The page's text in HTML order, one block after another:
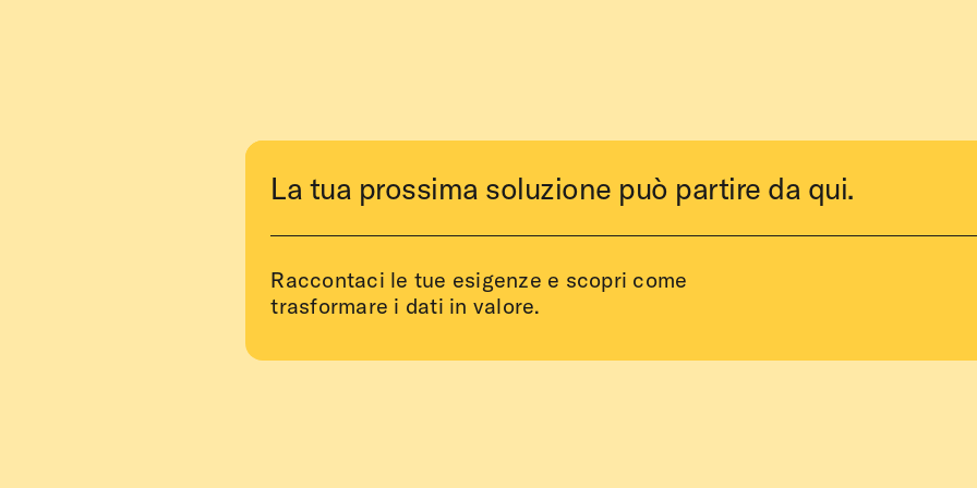
La tua prossima soluzione può partire da qui.
Raccontaci le tue esigenze e scopri come
trasformare i dati in valore.